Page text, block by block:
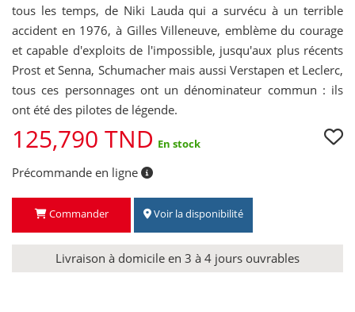
tous les temps, de Niki Lauda qui a survécu à un terrible
accident en 1976, à Gilles Villeneuve, emblème du courage
et capable d'exploits de l'impossible, jusqu'aux plus récents
Prost et Senna, Schumacher mais aussi Verstapen et Leclerc,
tous ces personnages ont un dénominateur commun : ils
ont été des pilotes de légende.
125,790 TND En stock
Précommande en ligne
Commander Voir la disponibilité
Livraison à domicile en 3 à 4 jours ouvrables